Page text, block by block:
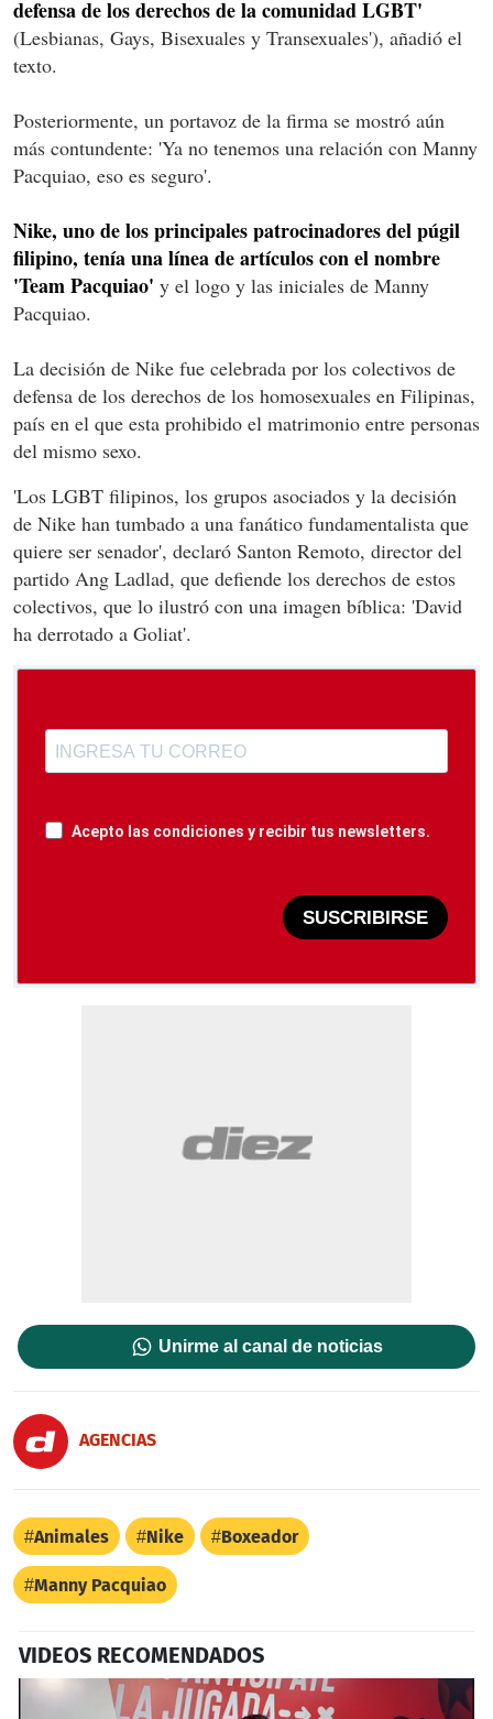
defensa de los derechos de la comunidad LGBT'
(Lesbianas, Gays, Bisexuales y Transexuales'), añadió el
texto.
Posteriormente, un portavoz de la firma se mostró aún
más contundente: 'Ya no tenemos una relación con Manny
Pacquiao, eso es seguro'.
Nike, uno de los principales patrocinadores del púgil
filipino, tenía una línea de artículos con el nombre
'Team Pacquiao' y el logo y las iniciales de Manny
Pacquiao.
La decisión de Nike fue celebrada por los colectivos de
defensa de los derechos de los homosexuales en Filipinas,
país en el que esta prohibido el matrimonio entre personas
del mismo sexo.
'Los LGBT filipinos, los grupos asociados y la decisión
de Nike han tumbado a una fanático fundamentalista que
quiere ser senador', declaró Santon Remoto, director del
partido Ang Ladlad, que defiende los derechos de estos
colectivos, que lo ilustró con una imagen bíblica: 'David
ha derrotado a Goliat'.
Acepto las condiciones y recibir tus newsletters.
SUSCRIBIRSE
Unirme al canal de noticias
AGENCIAS
Animales Nike Boxeador
Manny Pacquiao
VIDEOS RECOMENDADOS